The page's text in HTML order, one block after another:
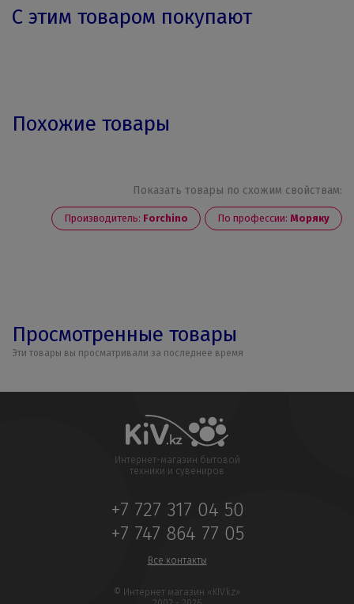
С этим товаром покупают
Похожие товары
Показать товары по схожим свойствам:
Производитель: Forchino По профессии: Моряку
Просмотренные товары
Эти товары вы просматривали за последнее время
Интернет-магазин бытовой
техники и сувениров
+7 727 317 04 50
+7 747 864 77 05
Все контакты
© Интернет магазин «KIV.kz»